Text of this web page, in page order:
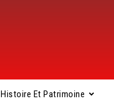
Histoire Et Patrimoine